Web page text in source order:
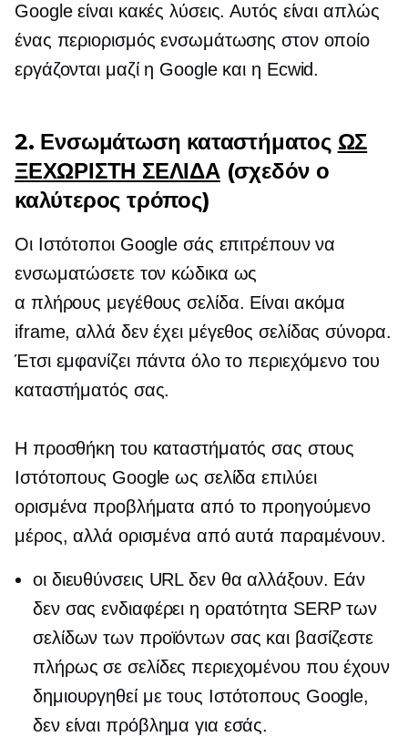
Google είναι κακές λύσεις. Αυτός είναι απλώς
ένας περιορισμός ενσωμάτωσης στον οποίο
εργάζονται μαζί η Google και η Ecwid.
2. Ενσωμάτωση καταστήματος ΩΣ
ΞΕΧΩΡΙΣΤΗ ΣΕΛΙΔΑ(σχεδόν ο
καλύτερος τρόπος)
Οι Ιστότοποι Google σάς επιτρέπουν να
ενσωματώσετε τον κώδικα ως
α πλήρους μεγέθους σελίδα. Είναι ακόμα
iframe, αλλά δεν έχει μέγεθος σελίδας σύνορα.
Έτσι εμφανίζει πάντα όλο το περιεχόμενο του
καταστήματός σας.
Η προσθήκη του καταστήματός σας στους
Ιστότοπους Google ως σελίδα επιλύει
ορισμένα προβλήματα από το προηγούμενο
μέρος, αλλά ορισμένα από αυτά παραμένουν.
οι διευθύνσεις URL δεν θα αλλάξουν. Εάν
δεν σας ενδιαφέρει η ορατότητα SERP των
σελίδων των προϊόντων σας και βασίζεστε
πλήρως σε σελίδες περιεχομένου που έχουν
δημιουργηθεί με τους Ιστότοπους Google,
δεν είναι πρόβλημα για εσάς.